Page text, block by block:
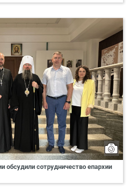
обсудили сотрудничество епархии